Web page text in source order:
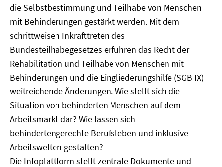
die Selbstbestimmung und Teilhabe von Menschen
mit Behinderungen gestärkt werden. Mit dem
schrittweisen Inkrafttreten des
Bundesteilhabegesetzes erfuhren das Recht der
Rehabilitation und Teilhabe von Menschen mit
Behinderungen und die Eingliederungshilfe (SGB IX)
weitreichende Änderungen. Wie stellt sich die
Situation von behinderten Menschen auf dem
Arbeitsmarkt dar? Wie lassen sich
behindertengerechte Berufsleben und inklusive
Arbeitswelten gestalten?
Die Infoplattform stellt zentrale Dokumente und